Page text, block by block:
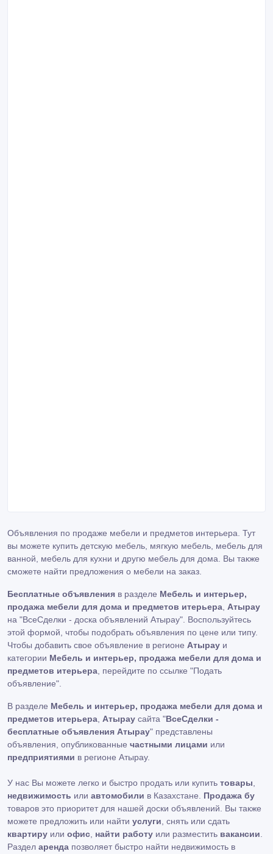
Объявления по продаже мебели и предметов интерьера. Тут
вы можете купить детскую мебель, мягкую мебель, мебель для
ванной, мебель для кухни и другю мебель для дома. Вы также
сможете найти предложения о мебели на заказ.
Бесплатные объявления в разделе Мебель и интерьер,
продажа мебели для дома и предметов итерьера Атырау
на "ВсеСделки - доска объявлений Атырау". Воспользуйтесь
этой формой, чтобы подобрать объявления по цене или типу.
Чтобы добавить свое объявление в регионе Атырау и
категории Мебель и интерьер, продажа мебели для дома и
предметов итерьера , перейдите по ссылке "Подать
объявление"
В разделе Мебель и интерьер, продажа мебели для дома и
предметов итерьера Атырау сайта "ВсеСделки -
бесплатные объявления Атырау" представлены
объявления, опубликованные частными лицами или
предприятиями в регионе Атырау.
У нас Вы можете легко и быстро продать или купить товары
недвижимость или автомобили в Казахстане. Продажа бу
товаров это приоритет для нашей доски объявлений. Вы также
можете предложить или найти услуги , снять или сдать
квартиру или офис найти работу или разместить вакансии
Раздел аренда позволяет быстро найти недвижимость в